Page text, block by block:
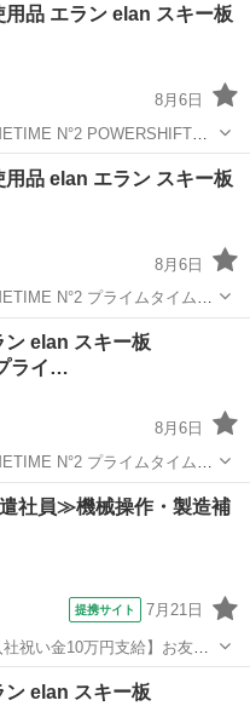
品 エラン elan スキー板
8月6日
ビンディング
品 elan エラン スキー板
8月6日
ビンディング
ン elan スキー板
ライ…
8月6日
社員≫機械操作・製造補
提携サイト 7月21日
祝い金10万円支給】お友達
休出なしでプライベート充
社正社員登用制度あり★1食
elan スキー板